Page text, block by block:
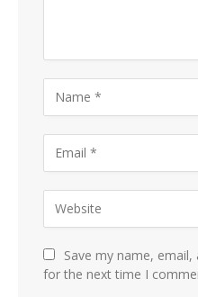
Save my name,
for the next time I